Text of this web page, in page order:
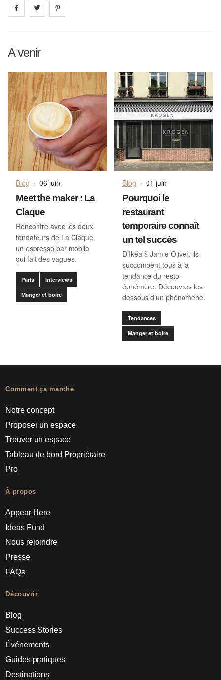
Share on facebook
Share on
A venir
Blog · 06 juin
Meet the maker : La
Claque
Rencontre avec les deux
fondateurs de La Claque,
un espresso bar mobile
qui fait des vagues.
Paris Interviews
Manger et boire
Blog · 01 juin
Pourquoi le
restaurant
temporaire connaît
un tel succès
D’Ikéa à Jamie Oliver, ils
succombent tous à la
tendance du resto
éphémère. Découvres les
dessous d’un phénomène.
Tendances
Manger et boire
Comment ça marche
Notre concept
Proposer un espace
Trouver un espace
Tableau de bord Propriétaire
Pro
À propos
Appear Here
Ideas Fund
Nous rejoindre
Presse
FAQs
Découvrir
Blog
Success Stories
Événements
Guides pratiques
Destinations